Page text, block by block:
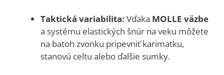
Taktická variabilita: Vďaka MOLLE väzbe
a systému elastických šnúr na veku môžete
na batoh zvonku pripevniť karimatku,
stanovú celtu alebo ďalšie sumky.